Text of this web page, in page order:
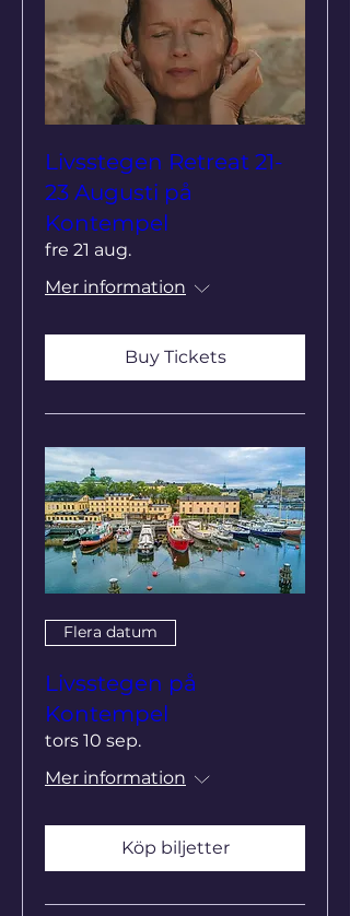
Livsstegen Retreat 21-
23 Augusti på
Kontempel
fre 21 aug.
Mer information
Buy Tickets
Flera datum
Livsstegen på
Kontempel
tors 10 sep.
Mer information
Köp biljetter